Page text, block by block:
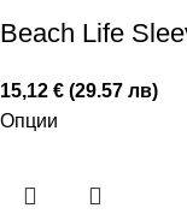
Beach Life
15,12 € (29.57 лв)
Опции